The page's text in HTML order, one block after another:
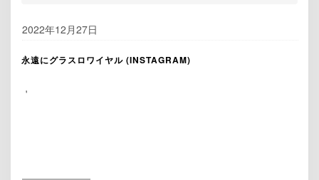
2022年12月27日
永遠にグラスロワイヤル (INSTAGRAM)
＇